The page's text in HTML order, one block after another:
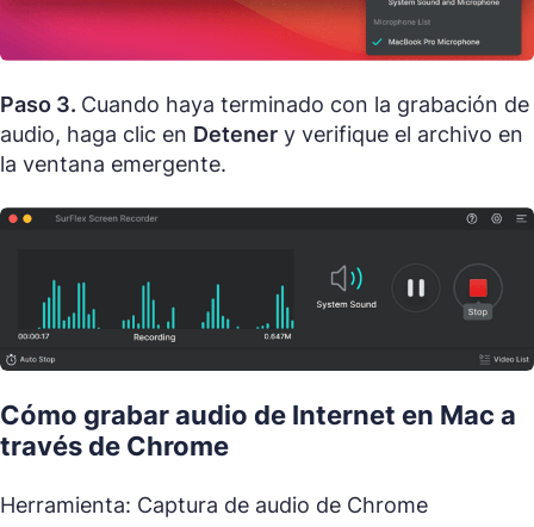
Paso 3. Cuando haya terminado con la grabación de
audio, haga clic en Detener y verifique el archivo en
la ventana emergente.
Cómo grabar audio de Internet en Mac a
través de Chrome
Herramienta: Captura de audio de Chrome